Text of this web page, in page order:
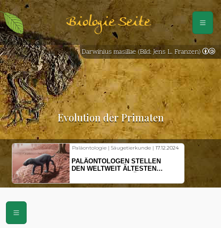
Biologie Seite
Evolution der Primaten
Paläontologie | Säugetierkunde | 17.12.2024
PALÄONTOLOGEN STELLEN
DEN WELTWEIT ÄLTESTEN
VOR
Darwinius masillae (Bild: Jens L. Franzen)